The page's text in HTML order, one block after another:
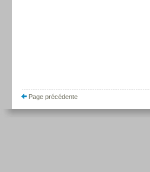
Page précédente